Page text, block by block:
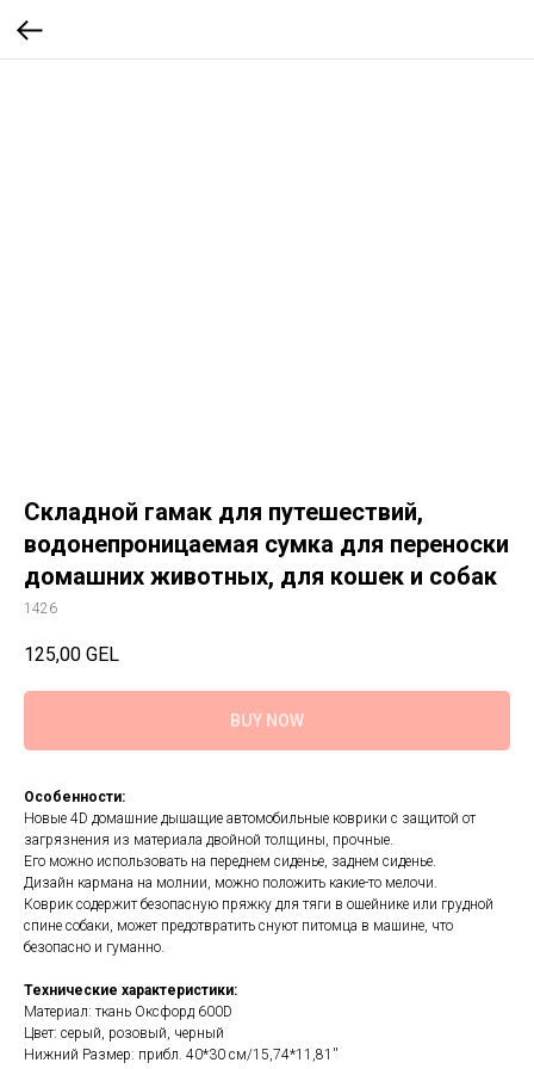
Складной гамак для путешествий,
водонепроницаемая сумка для переноски
домашних животных, для кошек и собак
1426
125,00 GEL
BUY NOW
Особенности:
Новые 4D домашние дышащие автомобильные коврики с защитой от
загрязнения из материала двойной толщины, прочные.
Его можно использовать на переднем сиденье, заднем сиденье.
Дизайн кармана на молнии, можно положить какие-то мелочи.
Коврик содержит безопасную пряжку для тяги в ошейнике или грудной
спине собаки, может предотвратить снуют питомца в машине, что
безопасно и гуманно.
Технические характеристики:
Материал: ткань Оксфорд 600D
Цвет: серый, розовый, черный
Нижний Размер: прибл. 40*30 см/15,74*11,81''